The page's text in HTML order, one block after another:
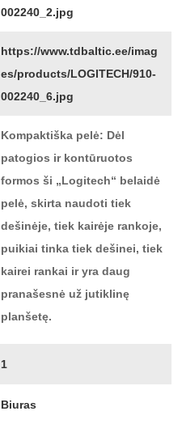
002240_2.jpg
https://www.tdbaltic.ee/imag
es/products/LOGITECH/910-
002240_6.jpg
Kompaktiška pelė: Dėl
patogios ir kontūruotos
formos ši „Logitech“ belaidė
pelė, skirta naudoti tiek
dešinėje, tiek kairėje rankoje,
puikiai tinka tiek dešinei, tiek
kairei rankai ir yra daug
pranašesnė už jutiklinę
planšetę.
1
Biuras